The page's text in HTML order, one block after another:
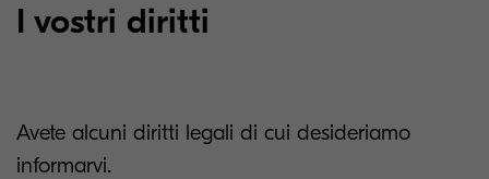
I vostri diritti
Avete alcuni diritti legali di cui desideriamo
informarvi.